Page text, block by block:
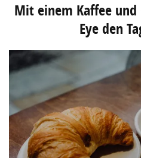
Mit einem Kaffee
Eye den